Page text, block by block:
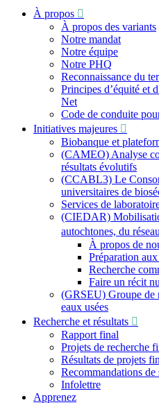
À propos
À propos des variants
Notre mandat
Notre équipe
Notre PHQ
Reconnaissance du
Principes d’équité et
Net
Code de conduite
Initiatives majeures
Biobanque et
(CAMEO) Analyse
résultats évolutifs
(CCABL3) Le
universitaires de
Services de
(CIEDAR)
autochtones, du
À propos de
Préparation
Recherche
Faire un récit
(GRSEU) Groupe de
eaux usées
Recherche et résultats
Rapport final
Projets de recherche
Résultats de projets
Recommandations de
Infolettre
Apprenez